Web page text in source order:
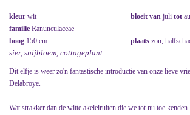
kleur wit bloeit van juli tot
familie Ranunculaceae
hoog 150 cm plaats zon,
sier, snijbloem, cottageplant
Dit elfje is weer zo'n fantastische introductie van onze lieve
Delabroye.
Wat strakker dan de witte akeleiruiten die we tot nu toe kenden.